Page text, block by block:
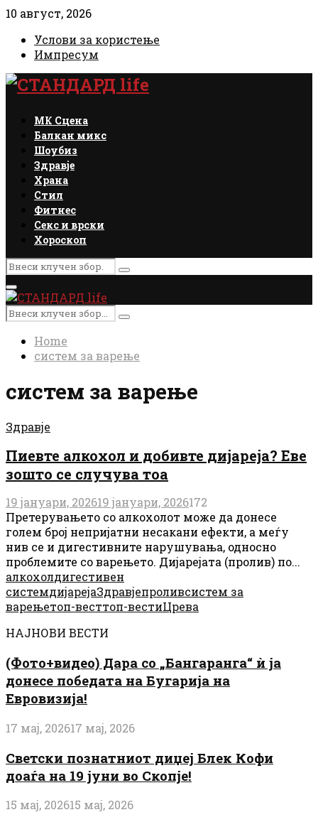
10 август, 2026
Услови за користење
Импресум
Facebook
Instagram
Email
Rss
МК Сцена
Балкан микс
Шоубиз
Здравје
Храна
Стил
Фитнес
Секс и врски
Хороскоп
Search
for:
Search
Primary
Menu
Search
for:
Search
Home
систем за варење
систем за варење
Здравје
Пиевте алкохол и добивте дијареја? Еве
зошто се случува тоа
19 јануари, 202619 јануари, 2026172
Претерувањето со алкохолот може да донесе
голем број непријатни несакани ефекти, а меѓу
нив се и дигестивните нарушувања, односно
проблемите со варењето. Дијарејата (пролив) по...
алкохолдигестивен
системдијарејаЗдравјепроливсистем за
варењетоп-весттоп-вестиЦрева
НАЈНОВИ ВЕСТИ
(Фото+видео) Дара со „Бангаранга“ ѝ ја
донесе победата на Бугарија на
Евровизија!
17 мај, 202617 мај, 2026
Светски познатниот диџеј Блек Кофи
доаѓа на 19 јуни во Скопје!
15 мај, 202615 мај, 2026